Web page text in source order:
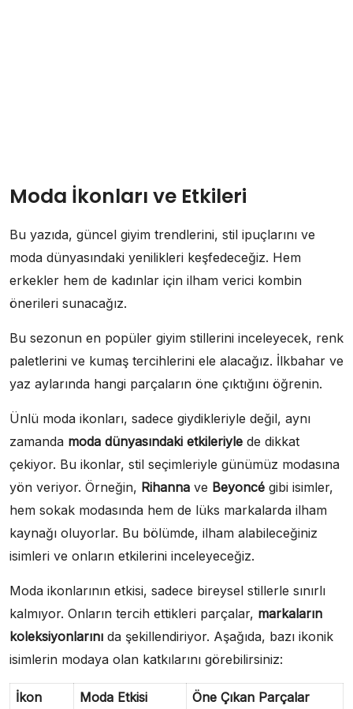
Moda İkonları ve Etkileri
Bu yazıda, güncel giyim trendlerini, stil ipuçlarını ve
moda dünyasındaki yenilikleri keşfedeceğiz. Hem
erkekler hem de kadınlar için ilham verici kombin
önerileri sunacağız.
Bu sezonun en popüler giyim stillerini inceleyecek, renk
paletlerini ve kumaş tercihlerini ele alacağız. İlkbahar ve
yaz aylarında hangi parçaların öne çıktığını öğrenin.
Ünlü moda ikonları, sadece giydikleriyle değil, aynı
zamanda moda dünyasındaki etkileriyle de dikkat
çekiyor. Bu ikonlar, stil seçimleriyle günümüz modasına
yön veriyor. Örneğin, Rihanna ve Beyoncé gibi isimler,
hem sokak modasında hem de lüks markalarda ilham
kaynağı oluyorlar. Bu bölümde, ilham alabileceğiniz
isimleri ve onların etkilerini inceleyeceğiz.
Moda ikonlarının etkisi, sadece bireysel stillerle sınırlı
kalmıyor. Onların tercih ettikleri parçalar, markaların
koleksiyonlarını da şekillendiriyor. Aşağıda, bazı ikonik
isimlerin modaya olan katkılarını görebilirsiniz:
İkon Moda Etkisi Öne Çıkan Parçalar